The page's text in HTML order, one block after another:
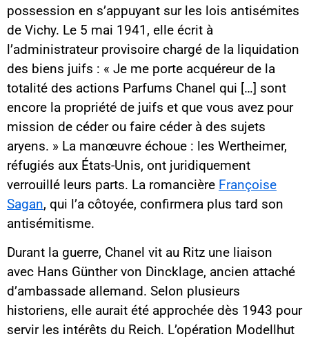
possession en s’appuyant sur les lois antisémites
de Vichy. Le 5 mai 1941, elle écrit à
l’administrateur provisoire chargé de la liquidation
des biens juifs : « Je me porte acquéreur de la
totalité des actions Parfums Chanel qui […] sont
encore la propriété de juifs et que vous avez pour
mission de céder ou faire céder à des sujets
aryens. » La manœuvre échoue : les Wertheimer,
réfugiés aux États-Unis, ont juridiquement
verrouillé leurs parts. La romancière Françoise
Sagan, qui l’a côtoyée, confirmera plus tard son
antisémitisme.
Durant la guerre, Chanel vit au Ritz une liaison
avec Hans Günther von Dincklage, ancien attaché
d’ambassade allemand. Selon plusieurs
historiens, elle aurait été approchée dès 1943 pour
servir les intérêts du Reich. L’opération Modellhut